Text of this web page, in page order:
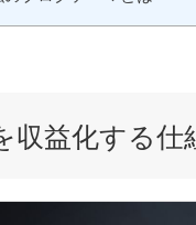
収益化する仕